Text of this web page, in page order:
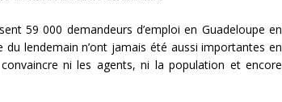
59 000 demandeurs d’emploi en Guadeloupe en
lendemain n’ont jamais été aussi importantes en
ni les agents, ni la population et encore